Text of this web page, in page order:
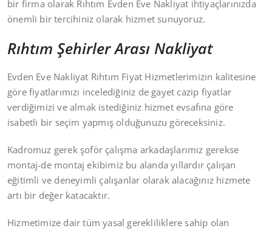
bir firma olarak Rıhtım Evden Eve Nakliyat ihtiyaçlarınızda
önemli bir tercihiniz olarak hizmet sunuyoruz.
Rıhtım Şehirler Arası Nakliyat
Evden Eve Nakliyat Rıhtım Fiyat Hizmetlerimizin kalitesine
göre fiyatlarımızı incelediğiniz de gayet cazip fiyatlar
verdiğimizi ve almak istediğiniz hizmet evsafına göre
isabetli bir seçim yapmış olduğunuzu göreceksiniz.
Kadromuz gerek şoför çalışma arkadaşlarımız gerekse
montaj-de montaj ekibimiz bu alanda yıllardır çalışan
eğitimli ve deneyimli çalışanlar olarak alacağınız hizmete
artı bir değer katacaktır.
Hizmetimize dair tüm yasal gerekliliklere sahip olan